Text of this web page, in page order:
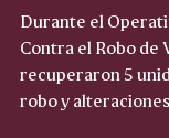
Durante el
Contra el Robo de
recuperaron 5
robo y